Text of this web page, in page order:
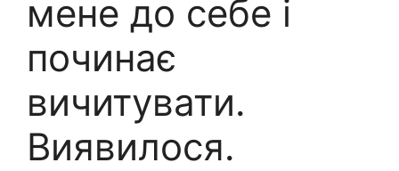
мене до себе і
починає
вичитувати.
Виявилося.